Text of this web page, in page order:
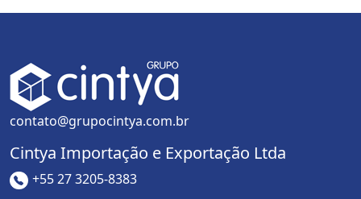
contato@grupocintya.com.br
Cintya Importação e Exportação Ltda
+55 27 3205-8383